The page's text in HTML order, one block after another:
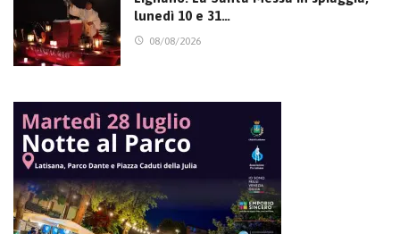
lunedì 10 e 31…
08/08/2026